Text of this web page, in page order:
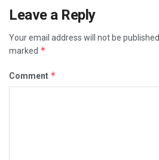
Leave a Reply
Your email address will not be published.
marked *
Comment *